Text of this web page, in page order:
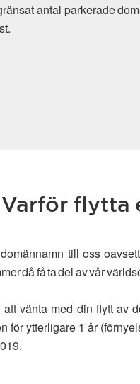
antal parkerade
Varför flytta
till oss
då få ta del av vår
vänta med din flytt av
för ytterligare 1 år